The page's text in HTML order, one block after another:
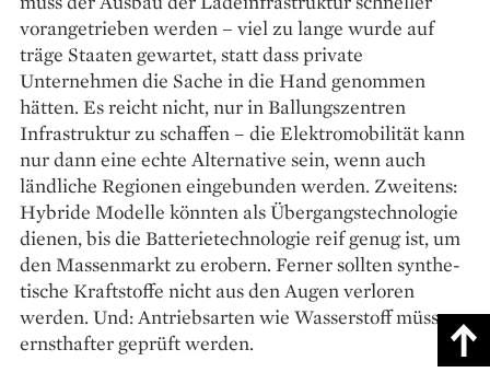
voran­getrieben werden – viel zu lange wurde auf
träge Staaten gewartet, statt dass private
Unternehmen die Sache in die Hand genommen
hätten. Es reicht nicht, nur in Ballungs­zentren
Infrastruktur zu schaffen – die Elektromobilität kann
nur dann eine echte Alternative sein, wenn auch
ländliche Regionen eingebunden werden. Zweitens:
Hybride Modelle könnten als Übergangstechnologie
dienen, bis die Batterietechnologie reif genug ist, um
den Massenmarkt zu erobern. Ferner sollten synthe­
tische Kraftstoffe nicht aus den Augen verloren
werden. Und: Antriebsarten wie Wasserstoff müssen
ernsthafter geprüft werden.